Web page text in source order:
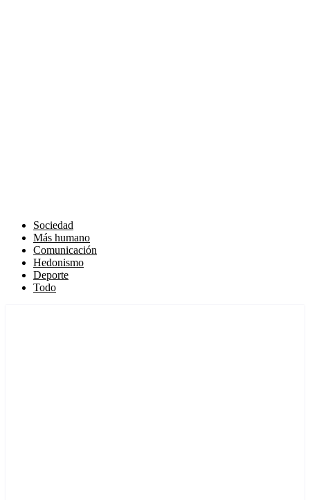
Sociedad
Más humano
Comunicación
Hedonismo
Deporte
Todo